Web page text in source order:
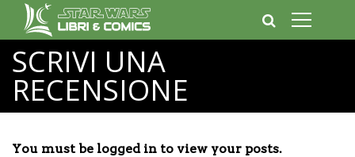
SCRIVI UNA
RECENSIONE
You must be logged in to view your posts.